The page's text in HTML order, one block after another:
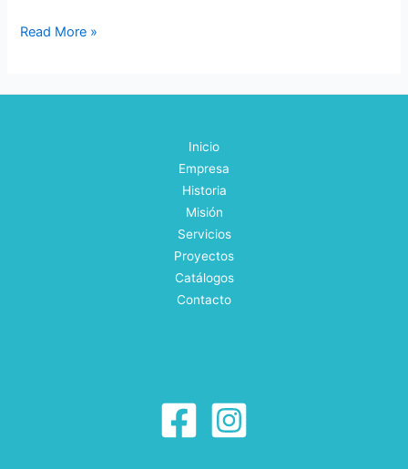
Read More »
Inicio
Empresa
Historia
Misión
Servicios
Proyectos
Catálogos
Contacto